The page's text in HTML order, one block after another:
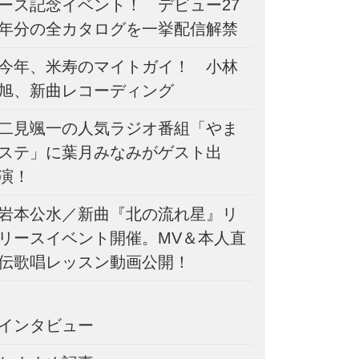
ス記念イベント！ デビュー27
分の全カタログを一挙配信解禁
年、米寿のマイトガイ！ 小林
、新曲レコーディング
見颯一の人気ラジオ番組「やま
テ」に葉月みなみがゲスト出
！
本公水／新曲『北の流れ星』リ
ースイベント開催。MV＆本人直
歌唱レッスン動画公開！
ンタビュー